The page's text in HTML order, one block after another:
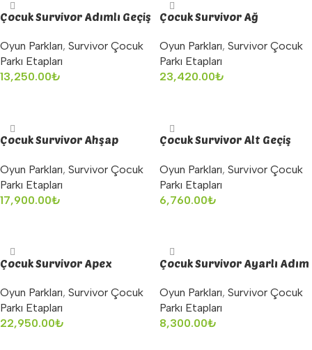
Çocuk Survivor Adımlı Geçiş
Oyun Parkları, Survivor Çocuk
Parkı Etapları
13,250.00₺
Çocuk Survivor Ağ
Oyun Parkları, Survivor Çocuk
Parkı Etapları
23,420.00₺
Çocuk Survivor Ahşap
Oyun Parkları, Survivor Çocuk
Parkı Etapları
17,900.00₺
Çocuk Survivor Alt Geçiş
Oyun Parkları, Survivor Çocuk
Parkı Etapları
6,760.00₺
Çocuk Survivor Apex
Oyun Parkları, Survivor Çocuk
Parkı Etapları
22,950.00₺
Çocuk Survivor Ayarlı Adım
Oyun Parkları, Survivor Çocuk
Parkı Etapları
8,300.00₺